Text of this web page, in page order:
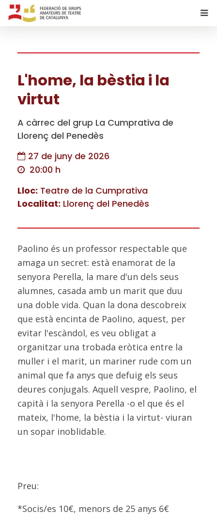
L'home, la bèstia i la
virtut
A càrrec del grup La Cumprativa de
Llorenç del Penedès
27 de juny de 2026
20:00 h
Lloc: Teatre de la Cumprativa
Localitat: Llorenç del Penedès
Paolino és un professor respectable que
amaga un secret: està enamorat de la
senyora Perella, la mare d'un dels seus
alumnes, casada amb un marit que duu
una doble vida. Quan la dona descobreix
que està encinta de Paolino, aquest, per
evitar l'escàndol, es veu obligat a
organitzar una trobada eròtica entre la
muller i el marit, un mariner rude com un
animal que fa anys que defuig els seus
deures conjugals. Aquell vespre, Paolino, el
capità i la senyora Perella -o el que és el
mateix, l'home, la bèstia i la virtut- viuran
un sopar inoblidable.
Preu:
*Socis/es 10€, menors de 25 anys 6€